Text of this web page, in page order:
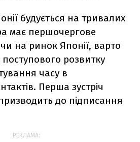
будується на тривалих
має першочергове
на ринок Японії, варто
розвитку
часу в
Перша зустріч
до підписання
РЕКЛАМА: